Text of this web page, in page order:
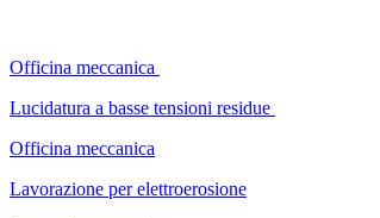
Officina meccanica
Lucidatura a basse tensioni residue
Officina meccanica
Lavorazione per elettroerosione